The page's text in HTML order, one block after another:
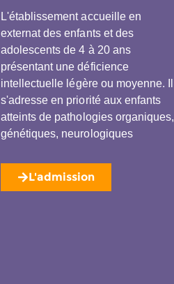
L'établissement accueille en
externat des enfants et des
adolescents de 4 à 20 ans
présentant une déficience
intellectuelle légère ou moyenne. Il
s'adresse en priorité aux enfants
atteints de pathologies organiques,
génétiques, neurologiques
L'admission